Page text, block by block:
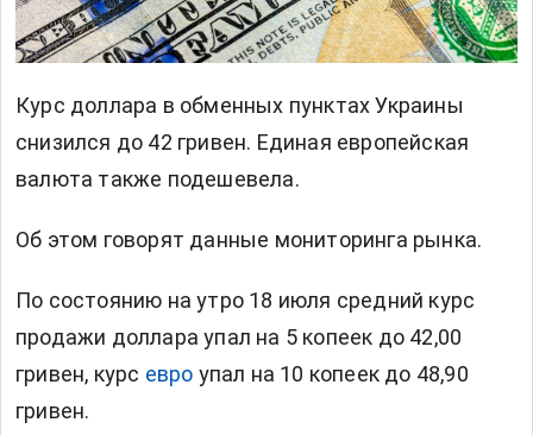
Курс доллара в обменных пунктах Украины
снизился до 42 гривен. Единая европейская
валюта также подешевела.
Об этом говорят данные мониторинга рынка.
По состоянию на утро 18 июля средний курс
продажи доллара упал на 5 копеек до 42,00
гривен, курс евро упал на 10 копеек до 48,90
гривен.